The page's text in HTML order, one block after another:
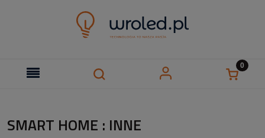
SMART HOME : INNE